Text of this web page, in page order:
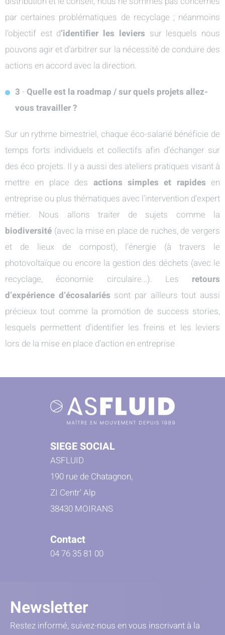
par certaines problématiques de recyclage ; néanmoins
l’objectif est d’identifier les leviers sur lesquels nous
pouvons agir et d’arbitrer sur la nécessité de conduire des
actions en accord avec la direction.
3 -Quelle est la roadmap / sur quels projets allez-
vous travailler ?
Sur un rythme bimestriel, chaque éco-salarié bénéficie de
temps forts individuels et collectifs afin d’échanger sur
des éco projets. Il y a aussi des ateliers pratiques visant à
mettre en place des actions simples et rapides en
entreprise ou plus thématiques avec l’intervention d’expert
métier. Nous allons traiter de sujets comme la
biodiversité (avec la mise en place de ruches, de vergers
et de lieux de compost), l’énergie (à travers le
photovoltaïque ou encore la gestion des déchets (avec le
recyclage, économie circulaire…). Les retours
d’expérience d’écosalariés sont par ailleurs tout aussi
précieux tout comme la promotion de success stories,
lesquels permettent d’identifier les freins et les leviers
lors de la mise en place d’action en entreprise
SIEGE SOCIAL
ASFLUID
190 rue de Chatagnon,
ZI Centr' Alp
38430 MOIRANS
Contact
04 76 35 81 00
Newsletter
Restez informé, suivez-nous en vous inscrivant à la